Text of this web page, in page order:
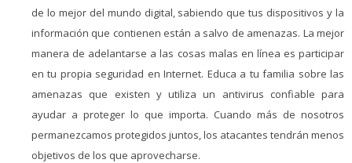
de lo mejor del mundo digital, sabiendo que tus dispositivos y la
información que contienen están a salvo de amenazas. La mejor
manera de adelantarse a las cosas malas en línea es participar
en tu propia seguridad en Internet. Educa a tu familia sobre las
amenazas que existen y utiliza un antivirus confiable para
ayudar a proteger lo que importa. Cuando más de nosotros
permanezcamos protegidos juntos, los atacantes tendrán menos
objetivos de los que aprovecharse.